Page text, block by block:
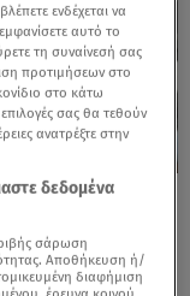
στη δίκη
viber
ενδέχεται να
αυτό το
τη συναίνεσή σας
προτιμήσεων στο
στο κάτω
σας θα τεθούν
ανατρέξτε στην
δεδομένα
σάρωση
Αποθήκευση ή/
διαφήμιση